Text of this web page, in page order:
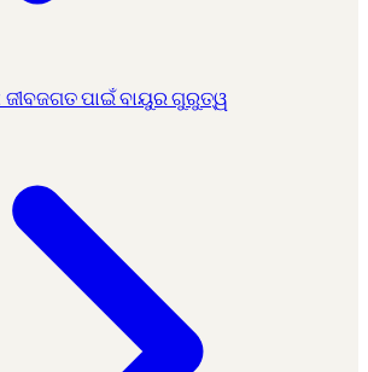
ପାଇଁ ବାୟୁର ଗୁରୁତ୍ୱ